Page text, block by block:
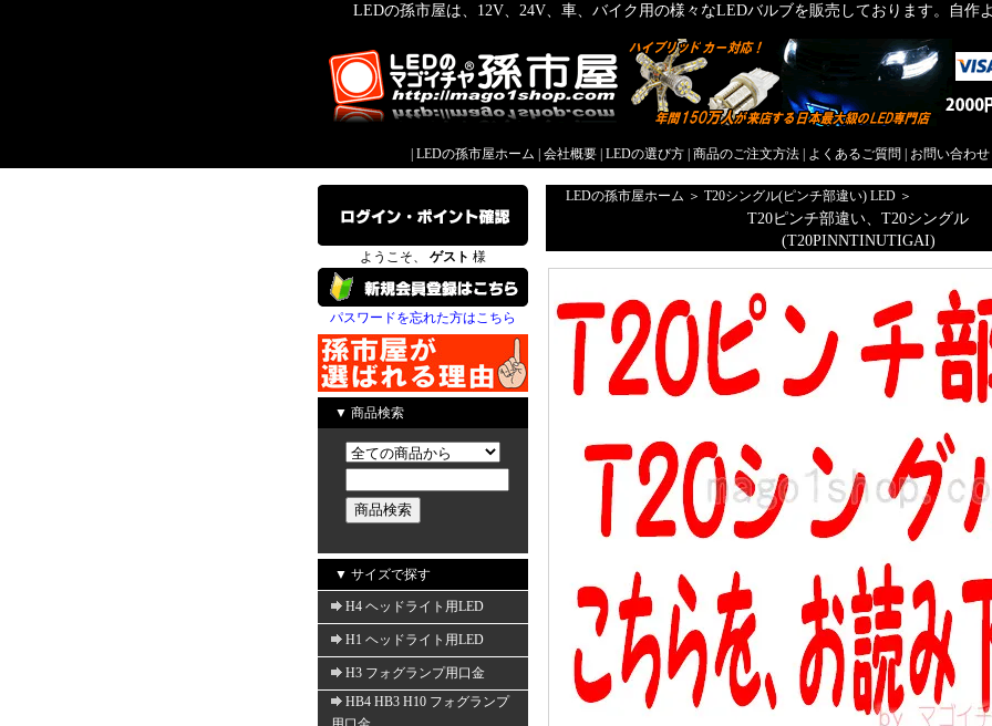
LEDの孫市屋は、12V、24V、車、バイク用の様々なLEDバルブを販売しております。自作
LEDの孫市屋ホーム 会社概要 LEDの選び方 商品のご注文方法 よくあるご質問 お問い合わせ
ようこそ、 ゲスト 様
パスワードを忘れた方はこちら
▼ 商品検索
▼ サイズで探す
H4 ヘッドライト用LED
H1 ヘッドライト用LED
H3 フォグランプ用口金
HB4 HB3 H10 フォグランプ
LEDの孫市屋ホーム ＞ T20シングル(ピンチ部違い) LED ＞
T20ピンチ部違い、T20シングル
(T20PINNTINUTIGAI)